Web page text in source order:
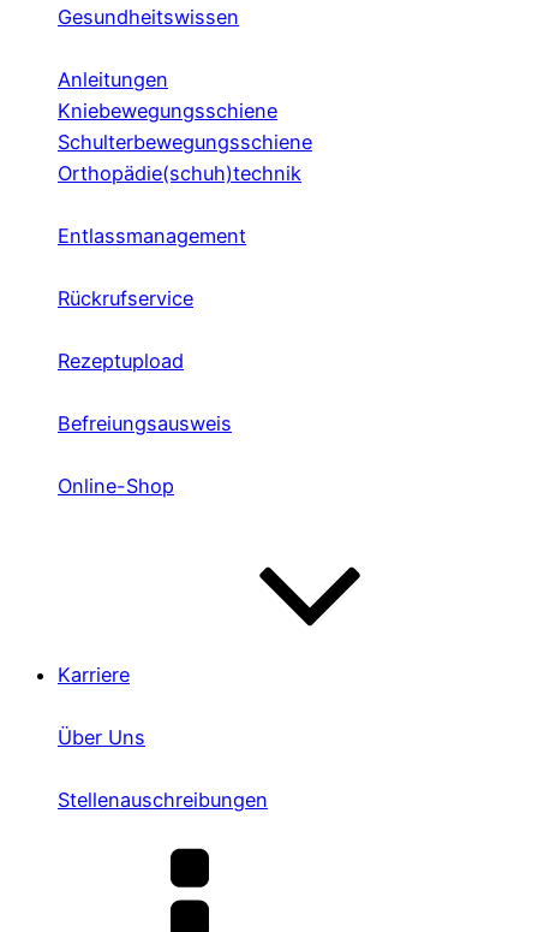
Gesundheitswissen
Anleitungen
Kniebewegungsschiene
Schulterbewegungsschiene
Orthopädie(schuh)technik
Entlassmanagement
Rückrufservice
Rezeptupload
Befreiungsausweis
Online-Shop
Karriere
Über Uns
Stellenauschreibungen